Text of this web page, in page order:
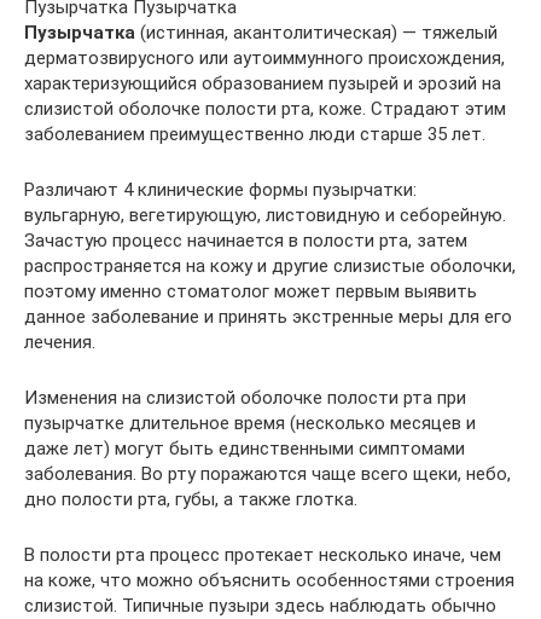
Пузырчатка Пузырчатка
Пузырчатка (истинная, акантолитическая) — тяжелый
дерматозвирусного или аутоиммунного происхождения,
характеризующийся образованием пузырей и эрозий на
слизистой оболочке полости рта, коже. Страдают этим
заболеванием преимущественно люди старше 35 лет.
Различают 4 клинические формы пузырчатки:
вульгарную, вегетирующую, листовидную и себорейную.
Зачастую процесс начинается в полости рта, затем
распространяется на кожу и другие слизистые оболочки,
поэтому именно стоматолог может первым выявить
данное заболевание и принять экстренные меры для его
лечения.
Изменения на слизистой оболочке полости рта при
пузырчатке длительное время (несколько месяцев и
даже лет) могут быть единственными симптомами
заболевания. Во рту поражаются чаще всего щеки, небо,
дно полости рта, губы, а также глотка.
В полости рта процесс протекает несколько иначе, чем
на коже, что можно объяснить особенностями строения
слизистой. Типичные пузыри здесь наблюдать обычно